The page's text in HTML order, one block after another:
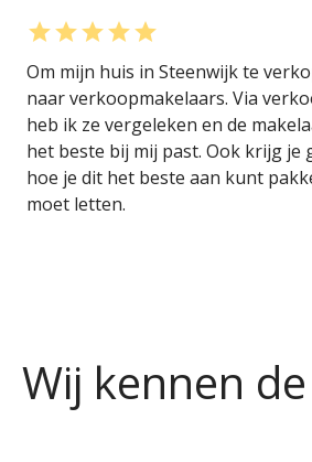
Om mijn huis in Steenwijk te
naar verkoopmakelaars. Via
heb ik ze vergeleken en de
het beste bij mij past. Ook krijg je
hoe je dit het beste aan kunt
moet letten.
Wij kennen de